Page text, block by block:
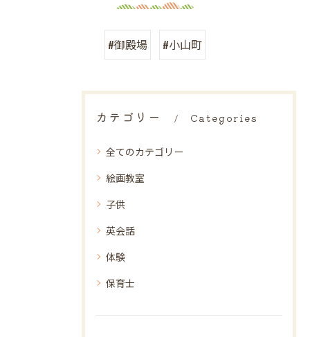
#御殿場 #小山町
カテゴリー Categories
全てのカテゴリー
絵画教室
子供
英会話
体験
保育士